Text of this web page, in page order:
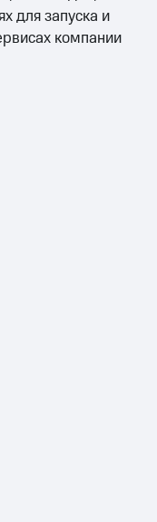
для запуска и
компании